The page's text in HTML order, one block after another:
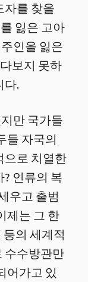
자를 찾을
잃은 고아
인을 잃은
보지 못하
다.
만 국가들
들 자국의
으로 치열한
인류의 복
우고 출범
제는 그 한
의 세계적
수수방관만
어가고 있